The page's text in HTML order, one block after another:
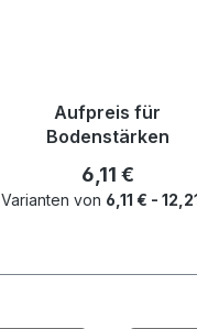
Aufpreis für
Bodenstärken
Regulärer
6,11 €
Varianten von 6,11 € -